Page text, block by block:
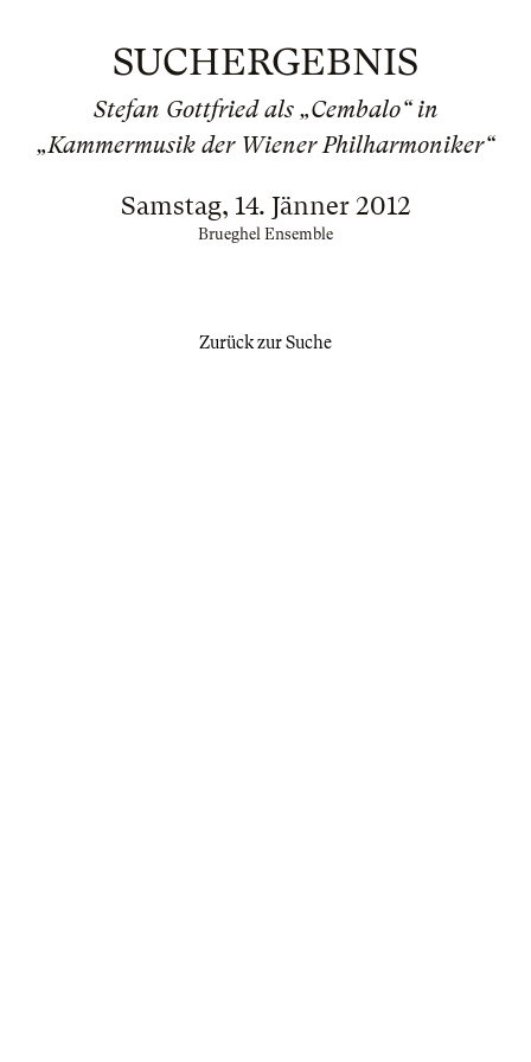
SUCHERGEBNIS
Stefan Gottfried als „Cembalo“ in
„Kammermusik der Wiener Philharmoniker“
Samstag, 14. Jänner 2012
Brueghel Ensemble
Zurück zur Suche